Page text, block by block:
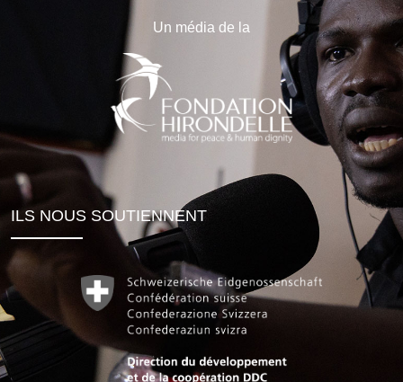
Un média de la
ILS NOUS SOUTIENNENT